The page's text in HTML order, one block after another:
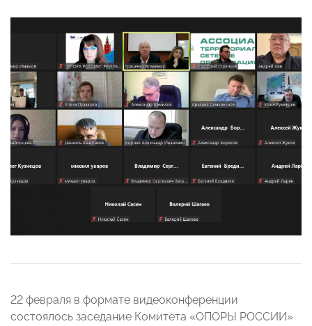
22 февраля в формате видеоконференции
состоялось заседание Комитета «ОПОРЫ РОССИИ»